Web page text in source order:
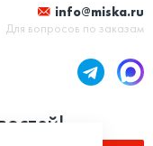
info@miska.ru
Для вопросов по заказам